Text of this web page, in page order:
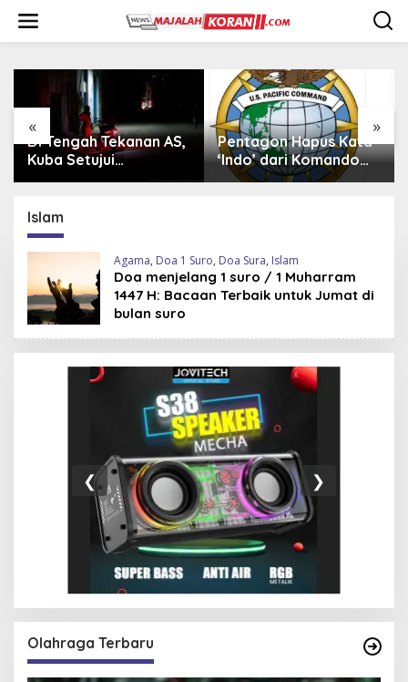
w
« »
Tekanan AS,
Ekonomi
Pentagon Hapus Kata
‘Indo’ dari Komando
Indo-Pasifik,
Iran Beli
Mi-17
Perkuat
Islam
Agama, Doa 1 Suro, Doa Sura, Islam
Doa menjelang 1 suro / 1 Muharram
1447 H: Bacaan Terbaik untuk Jumat di
bulan suro
❮ ❯
Olahraga Terbaru